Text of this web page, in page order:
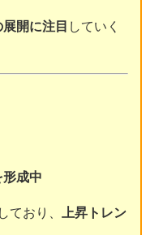
展開に注目 していく
形成中
ており、
上昇トレン